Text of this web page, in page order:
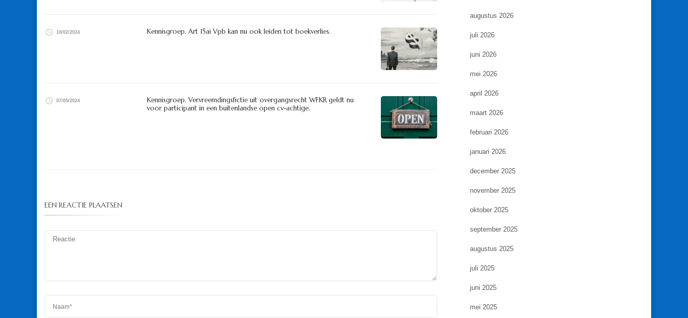
10/02/2024 Kennisgroep. Art 15ai Vpb kan nu ook leiden tot boekverlies.
07/05/2024
Kennisgroep. Vervreemdingsfictie uit overgangsrecht WFKR geldt nu
voor participant in een buitenlandse open cv-achtige.
EEN REACTIE PLAATSEN
augustus 2026
juli 2026
juni 2026
mei 2026
april 2026
maart 2026
februari 2026
januari 2026
december 2025
november 2025
oktober 2025
september 2025
augustus 2025
juli 2025
juni 2025
mei 2025